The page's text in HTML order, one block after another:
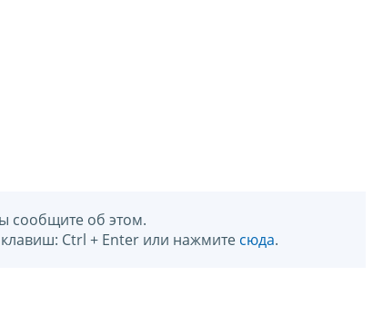
сообщите об этом.
Ctrl + Enter или нажмите сюда.